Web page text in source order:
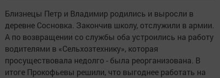
Близнецы Петр и Владимир родились и выросли в
деревне Сосновка. Закончив школу, отслужили в армии.
А по возвращении со службы оба устроились на работу
водителями в «Сельхозтехнику», которая
просуществовала недолго - была реорганизована. В
итоге Прокофьевы решили, что выгоднее работать на